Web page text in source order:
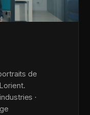
de
·